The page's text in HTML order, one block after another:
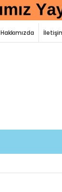
Hakkımızda